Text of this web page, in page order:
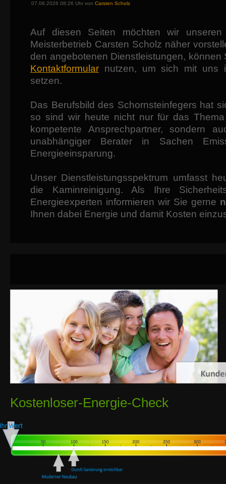
07.08.2026 08:26 Uhr von Carsten Scholz
Auf diesen Seiten möchten wir unseren
Meisterbetrieb Carsten Scholz näher
den angebotenen Dienstleistungen,
Kontaktformular nutzen, um sich mit uns
setzen.
Das Berufsbild des Schornsteinfegers hat
so sind wir heute nicht nur für das
kompetente Ansprechpartner, sondern
unabhängiger Berater in Sachen
Energieeinsparung.
Unser Dienstleistungsspektrum umfasst
die Kaminreinigung. Als Ihre
Energieexperten informieren wir Sie gerne
Ihnen dabei Energie und damit Kosten
Kostenloser-Energie-Check